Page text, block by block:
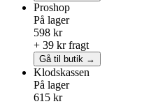
Proshop
På lager
598 kr
+ 39 kr fragt
Gå til butik →
Klodskassen
På lager
615 kr